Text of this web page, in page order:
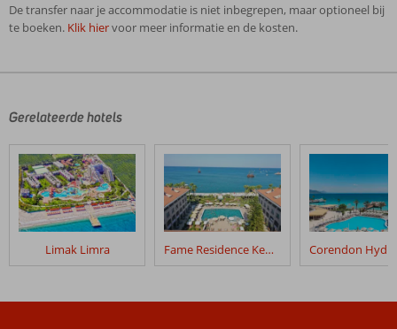
De transfer naar je accommodatie is niet inbegrepen, maar optioneel bij
te boeken. Klik hiervoor meer informatie en de kosten.
door
klanten
geschreven
na
hun
verblijf
Gerelateerde hotels
Limak Limra Fame Residence Kemer & Spa